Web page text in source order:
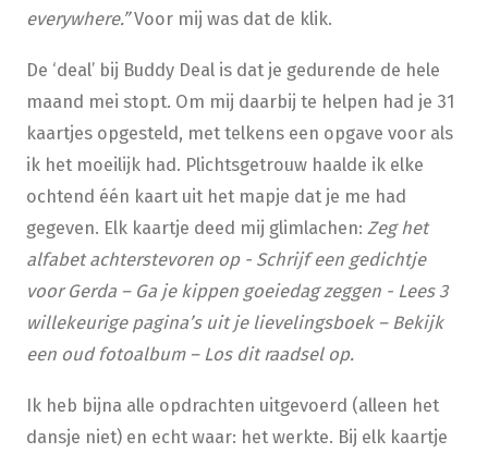
everywhere.”Voor mij was dat de klik.
De ‘deal’ bij Buddy Deal is dat je gedurende de hele
maand mei stopt. Om mij daarbij te helpen had je 31
kaartjes opgesteld, met telkens een opgave voor als
ik het moeilijk had. Plichtsgetrouw haalde ik elke
ochtend één kaart uit het mapje dat je me had
gegeven. Elk kaartje deed mij glimlachen: Zeg het
alfabet achterstevoren op - Schrijf een gedichtje
voor Gerda – Ga je kippen goeiedag zeggen - Lees 3
willekeurige pagina’s uit je lievelingsboek – Bekijk
een oud fotoalbum – Los dit raadsel op.
Ik heb bijna alle opdrachten uitgevoerd (alleen het
dansje niet) en echt waar: het werkte. Bij elk kaartje